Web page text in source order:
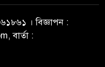
। বিজ্ঞাপন :
বার্তা :